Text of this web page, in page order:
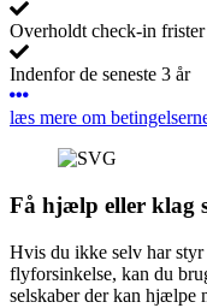
Overholdt check-in frister
Indenfor de seneste 3 år
læs mere om
Få hjælp eller klag
Hvis du ikke selv har styr
flyforsinkelse, kan du
selskaber der kan hjælpe